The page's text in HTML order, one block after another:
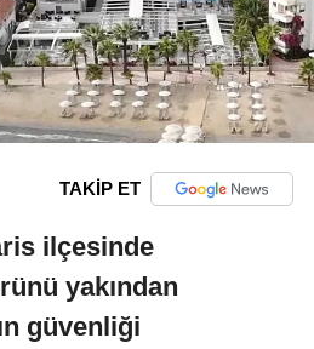
TAKİP ET
ilçesinde
yakından
güvenliği